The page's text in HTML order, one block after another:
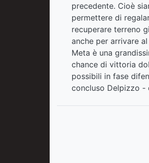
precedente. Cioè
permettere di
recuperare terreno
anche per arrivare
Meta è una
chance di vittoria
possibili in fase
concluso Delpizzo -